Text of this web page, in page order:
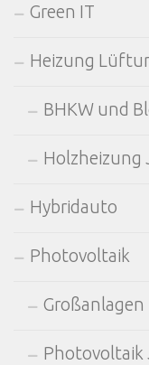
Green IT
Heizung
BHKW und
Holzheizung
Hybridauto
Photovoltaik
Photovoltaik